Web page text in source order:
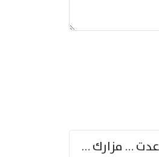
حننت إلى ريّا ونفسك باعدت … مزارك من ريّا وشعباكما معا